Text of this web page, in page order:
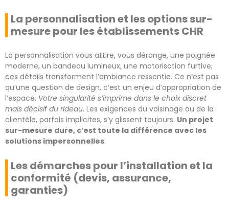
La personnalisation et les options sur-
mesure pour les établissements CHR
La personnalisation vous attire, vous dérange, une poignée
moderne, un bandeau lumineux, une motorisation furtive,
ces détails transforment l’ambiance ressentie. Ce n’est pas
qu’une question de design, c’est un enjeu d’appropriation de
l’espace. Votre singularité s’imprime dans le choix discret
mais décisif du rideau. Les exigences du voisinage ou de la
clientèle, parfois implicites, s’y glissent toujours. Un projet
sur-mesure dure, c’est toute la différence avec les
solutions impersonnelles.
Les démarches pour l’installation et la
conformité (devis, assurance,
garanties)